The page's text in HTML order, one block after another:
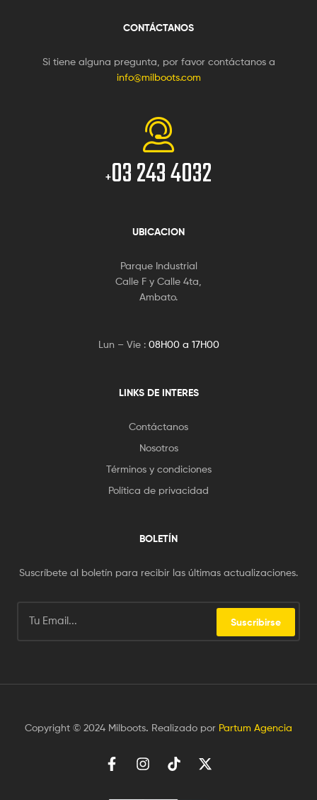
CONTÁCTANOS
Si tiene alguna pregunta, por favor contáctanos a
info@milboots.com
+03 243 4032
UBICACION
Parque Industrial
Calle F y Calle 4ta,
Ambato.
Lun – Vie : 08H00 a 17H00
LINKS DE INTERES
Contáctanos
Nosotros
Términos y condiciones
Política de privacidad
BOLETÍN
Suscríbete al boletín para recibir las últimas actualizaciones.
Suscribirse
Copyright © 2024 Milboots. Realizado por Partum Agencia